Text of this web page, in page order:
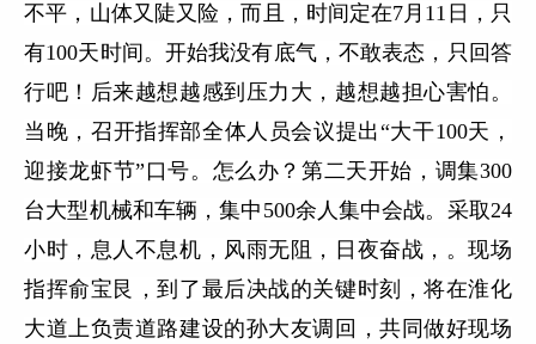
不平，山体又陡又险，而且，时间定在7月11日，只
有100天时间。开始我没有底气，不敢表态，只回答
行吧！后来越想越感到压力大，越想越担心害怕。
当晚，召开指挥部全体人员会议提出“大干100天，
迎接龙虾节”口号。怎么办？第二天开始，调集300
台大型机械和车辆，集中500余人集中会战。采取24
小时，息人不息机，风雨无阻，日夜奋战，。现场
指挥俞宝艮，到了最后决战的关键时刻，将在淮化
大道上负责道路建设的孙大友调回，共同做好现场